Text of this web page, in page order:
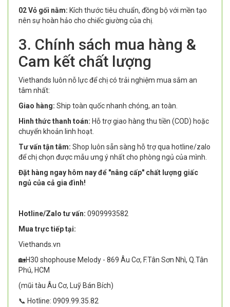
02 Vỏ gối nằm: Kích thước tiêu chuẩn, đồng bộ với mền tạo
nên sự hoàn hảo cho chiếc giường của chị.
3. Chính sách mua hàng &
Cam kết chất lượng
Viethands luôn nỗ lực để chị có trải nghiệm mua sắm an
tâm nhất:
Giao hàng: Ship toàn quốc nhanh chóng, an toàn.
Hình thức thanh toán: Hỗ trợ giao hàng thu tiền (COD) hoặc
chuyển khoản linh hoạt.
Tư vấn tận tâm: Shop luôn sẵn sàng hỗ trợ qua hotline/zalo
để chị chọn được mẫu ưng ý nhất cho phòng ngủ của mình.
Đặt hàng ngay hôm nay để "nâng cấp" chất lượng giấc
ngủ của cả gia đình!
Hotline/Zalo tư vấn: 0909993582
Mua trực tiếp tại:
Viethands.vn
🏡H30 shophouse Melody - 869 Âu Cơ, F.Tân Sơn Nhì, Q.Tân
Phú, HCM
(mũi tàu Âu Cơ, Luỹ Bán Bích)
📞 Hotline: 0909.99.35.82